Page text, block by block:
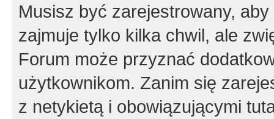
Musisz być zarejestrowany,
zajmuje tylko kilka chwil, ale
Forum może przyznać
użytkownikom. Zanim się
z netykietą i obowiązującymi